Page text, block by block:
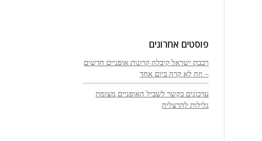
פוסטים אחרונים
רכבת ישראל קיבלה קרונות אופניים חדשים
– וזה לא קרה ביום אחד
עדכונים בקשר לשביל האופניים מצומת
גלילות להרצליה